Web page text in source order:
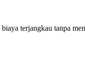
terjangkau tanpa